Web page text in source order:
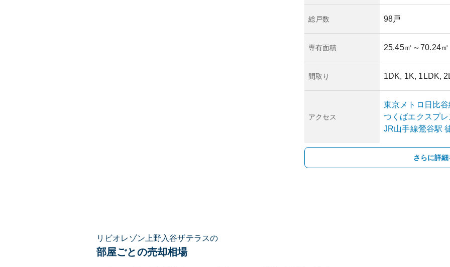
総戸数 98戸
専有面積 25.45㎡ ～70.24㎡
間取り 1DK, 1K, 1LDK,
アクセス
東京メトロ日比
つくばエクスプ
JR山手線鶯谷駅
さらに詳
リビオレゾン上野入谷ザテラスの
部屋ごとの売却相場